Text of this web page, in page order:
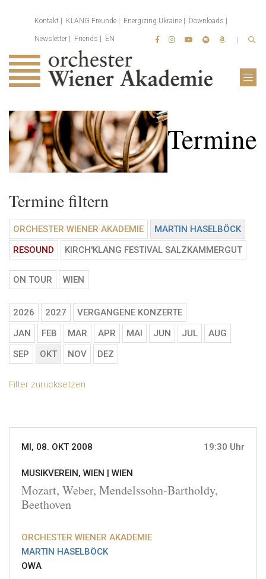
Kontakt KLANG Freunde Energizing Ukraine Downloads
Newsletter Friends EN
Termine
Termine filtern
ORCHESTER WIENER AKADEMIE
MARTIN HASELBÖCK
RESOUND
KIRCH'KLANG FESTIVAL SALZKAMMERGUT
ON TOUR WIEN
2026 2027
VERGANGENE KONZERTE
JAN
FEB MAR APR MAI JUN JUL
AUG
SEP
OKT NOV DEZ
Filter zurücksetzen
MI, 08. OKT 2008 19:30 Uhr
MUSIKVEREIN, WIEN | WIEN
Mozart, Weber, Mendelssohn-Bartholdy,
Beethoven
ORCHESTER WIENER AKADEMIE
MARTIN HASELBÖCK
OWA